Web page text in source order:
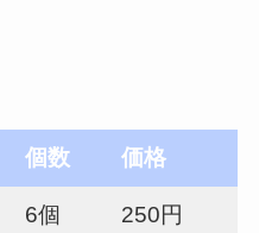
個数 価格
6個 250円